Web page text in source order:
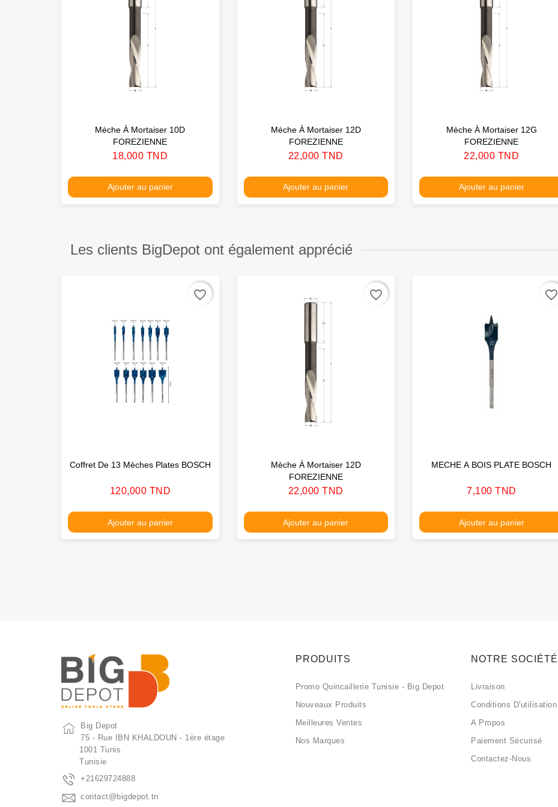
Mèche À Mortaiser 10D
FOREZIENNE
Prix
18,000 TND
Ajouter au panier
Mèche À Mortaiser 12D
FOREZIENNE
Prix
22,000 TND
Ajouter au panier
Mèche À Mortaiser 12G
FOREZIENNE
Prix
22,000 TND
Ajouter au panier
Les clients BigDepot ont également apprécié
Coffret De 13 Mèches Plates BOSCH
Prix
120,000 TND
Ajouter au panier
favorite_border
Mèche À Mortaiser 12D
FOREZIENNE
Prix
22,000 TND
Ajouter au panier
favorite_border
MECHE A BOIS PLATE BOSCH
Prix
7,100 TND
Ajouter au panier
favorite_border
Big Depot
75 - Rue IBN KHALDOUN - 1ère étage
1001 Tunis
Tunisie
+21629724888
contact@bigdepot.tn
PRODUITS
Promo Quincaillerie Tunisie - Big Depot
Nouveaux Produits
Meilleures Ventes
Nos Marques
NOTRE SOCIÉTÉ
Livraison
Conditions D'utilisation
A Propos
Paiement Sécurisé
Contactez-Nous